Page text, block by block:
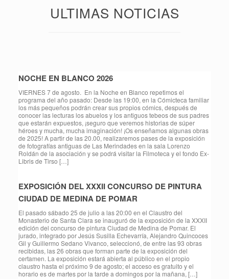
ULTIMAS NOTICIAS
NOCHE EN BLANCO 2026
VIERNES 7 de agosto. En la Noche en Blanco repetimos el
programa del año pasado: Desde las 19:00, en la Cómicteca familiar
los más pequeños podrán crear sus propios cómics, después de
conocer las lecturas los abuelos y los antiguos tebeos de sus padres
que estarán expuestos, ¡seguro que veremos historias de súper
héroes y mucha, mucha imaginación! ¡Os enseñamos algunas obras
de 2025! A partir de las 20.00, realizaremos pases de la exposición
de fotografías antiguas de Las Merindades en la sala Lorenzo
Roldán de la asociación y se podrá visitar la Filmoteca y el fondo Ex-
Libris de Tirso […]
EXPOSICIÓN DEL XXXII CONCURSO DE PINTURA
CIUDAD DE MEDINA DE POMAR
El pasado sábado 25 de julio a las 20:00 en el Claustro del
Monasterio de Santa Clara se inauguró de la exposición de la XXXII
edición del concurso de pintura Ciudad de Medina de Pomar. El
jurado, integrado por Jesús Susilla Echevarría, Alejandro Quincoces
Gil y Guillermo Sedano Vivanco, seleccionó, de entre las 93 obras
recibidas, las 26 obras que forman parte de la exposición del
certamen. La exposición estará abierta al público en el propio
claustro hasta el próximo 9 de agosto; el acceso es gratuito y el
horario es de martes por la tarde a domingos por la mañana, […]